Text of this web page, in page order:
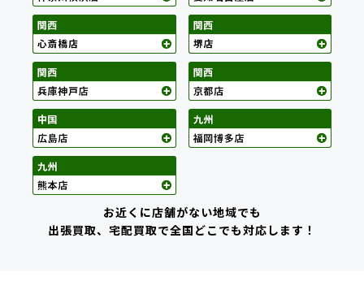
お近くに店舗がない地域でも
出張買取、宅配買取で全国どこでも対応します！